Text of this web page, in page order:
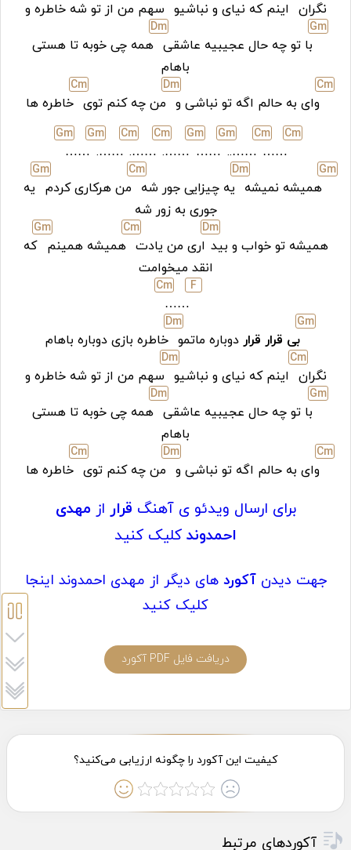
نگران اینم که نیای و نباشیو سهم من از تو شه خاطره و
Gm
با تو چه حال عجیبیه عاشقی
Dm
همه چی خوبه تا هستی
باهام
Cm
وای به حالم اگه تو نباشی و
Dm
من چه کنم توی
Cm
خاطره ها
Cm
……
Cm
……..
Gm
……
Gm
…….
Cm
…….
Cm
…….
Gm
……
Gm
Gm
همیشه نمیشه
Dm
یه چیزایی جور شه
Cm
من هرکاری کردم
Gm
یه
جوری به زور شه
همیشه تو خواب و بید
Dm
اری من یادت
Cm
همیشه همینم
Gm
که
انقد میخوامت
F
……
Cm
Gm
بی قرار قرار دوباره ماتمو
Dm
خاطره بازی دوباره باهام
نگران
Cm
اینم که نیای و نباشیو
Dm
سهم من از تو شه خاطره و
Gm
با تو چه حال عجیبیه عاشقی
Dm
همه چی خوبه تا هستی
باهام
Cm
وای به حالم اگه تو نباشی و
Dm
من چه کنم توی
Cm
خاطره ها
برای ارسال ویدئو ی آهنگ قرار ازمهدی
احمدوند کلیک کنید
جهت دیدنآکورد های دیگر از مهدی احمدوند اینجا
کلیک کنید
دریافت فایل PDF آکورد
آکوردهای مرتبط